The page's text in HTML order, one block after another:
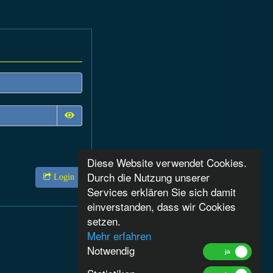
Diese Website verwendet Cookies.
Durch die Nutzung unserer
Services erklären Sie sich damit
einverstanden, dass wir Cookies
setzen.
Mehr erfahren
Notwendig
Login